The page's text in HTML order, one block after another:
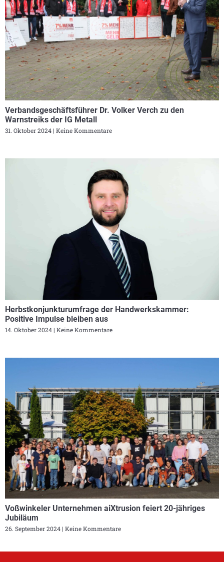
Verbandsgeschäftsführer Dr. Volker Verch zu den
Warnstreiks der IG Metall
31. Oktober 2024 Keine Kommentare
Herbstkonjunkturumfrage der Handwerkskammer:
Positive Impulse bleiben aus
14. Oktober 2024 Keine Kommentare
Voßwinkeler Unternehmen aiXtrusion feiert 20-jähriges
Jubiläum
26. September 2024 Keine Kommentare